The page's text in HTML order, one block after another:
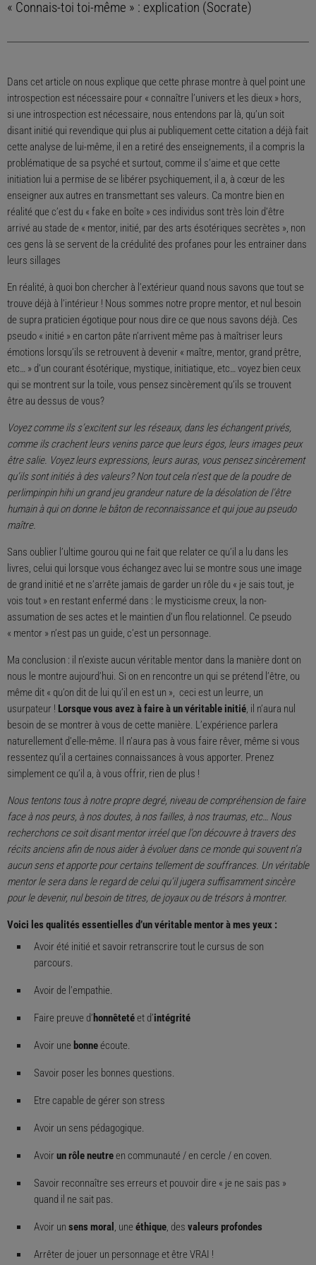
« Connais-toi toi-même » : explication (Socrate)
Dans cet article on nous explique que cette phrase montre à quel point une
introspection est nécessaire pour « connaître l’univers et les dieux » hors,
si une introspection est nécessaire, nous entendons par là, qu’un soit
disant initié qui revendique qui plus ai publiquement cette citation a déjà fait
cette analyse de lui-même, il en a retiré des enseignements, il a compris la
problématique de sa psyché et surtout, comme il s’aime et que cette
initiation lui a permise de se libérer psychiquement, il a, à cœur de les
enseigner aux autres en transmettant ses valeurs. Ca montre bien en
réalité que c’est du « fake en boîte » ces individus sont très loin d’être
arrivé au stade de « mentor, initié, par des arts ésotériques secrètes », non
ces gens là se servent de la crédulité des profanes pour les entrainer dans
leurs sillages
En réalité, à quoi bon chercher à l’extérieur quand nous savons que tout se
trouve déjà à l’intérieur ! Nous sommes notre propre mentor, et nul besoin
de supra praticien égotique pour nous dire ce que nous savons déjà. Ces
pseudo « initié » en carton pâte n’arrivent même pas à maîtriser leurs
émotions lorsqu’ils se retrouvent à devenir « maître, mentor, grand prêtre,
etc… » d’un courant ésotérique, mystique, initiatique, etc… voyez bien ceux
qui se montrent sur la toile, vous pensez sincèrement qu’ils se trouvent
être au dessus de vous?
Voyez comme ils s’excitent sur les réseaux, dans les échangent privés,
comme ils crachent leurs venins parce que leurs égos, leurs images peux
être salie. Voyez leurs expressions, leurs auras, vous pensez sincèrement
qu’ils sont initiés à des valeurs? Non tout cela n’est que de la poudre de
perlimpinpin hihi un grand jeu grandeur nature de la désolation de l’être
humain à qui on donne le bâton de reconnaissance et qui joue au pseudo
maître.
Sans oublier l’ultime gourou qui ne fait que relater ce qu’il a lu dans les
livres, celui qui lorsque vous échangez avec lui se montre sous une image
de grand initié et ne s’arrête jamais de garder un rôle du « je sais tout, je
vois tout » en restant enfermé dans : le mysticisme creux, la non-
assumation de ses actes et le maintien d’un flou relationnel. Ce pseudo
« mentor » n’est pas un guide, c’est un personnage.
Ma conclusion : il n’existe aucun véritable mentor dans la manière dont on
nous le montre aujourd’hui. Si on en rencontre un qui se prétend l’être, ou
même dit « qu’on dit de lui qu’il en est un », ceci est un leurre, un
usurpateur ! Lorsque vous avez à faire à un véritable initié, il n’aura nul
besoin de se montrer à vous de cette manière. L’expérience parlera
naturellement d’elle-même. Il n’aura pas à vous faire rêver, même si vous
ressentez qu’il a certaines connaissances à vous apporter. Prenez
simplement ce qu’il a, à vous offrir, rien de plus !
Nous tentons tous à notre propre degré, niveau de compréhension de faire
face à nos peurs, à nos doutes, à nos failles, à nos traumas, etc… Nous
recherchons ce soit disant mentor irréel que l’on découvre à travers des
récits anciens afin de nous aider à évoluer dans ce monde qui souvent n’a
aucun sens et apporte pour certains tellement de souffrances. Un véritable
mentor le sera dans le regard de celui qu’il jugera suffisamment sincère
pour le devenir, nul besoin de titres, de joyaux ou de trésors à montrer.
Voici les qualités essentielles d’un véritable mentor à mes yeux :
Avoir été initié et savoir retranscrire tout le cursus de son
parcours.
Avoir de l’empathie.
Faire preuve d’honnêtetéet d’intégrité
Avoir une bonneécoute.
Savoir poser les bonnes questions.
Etre capable de gérer son stress
Avoir un sens pédagogique.
Avoir un rôle neutreen communauté / en cercle / en coven.
Savoir reconnaître ses erreurs et pouvoir dire « je ne sais pas »
quand il ne sait pas.
Avoir un sens moral , une éthique, des valeurs profondes
Arrêter de jouer un personnage et être VRAI !